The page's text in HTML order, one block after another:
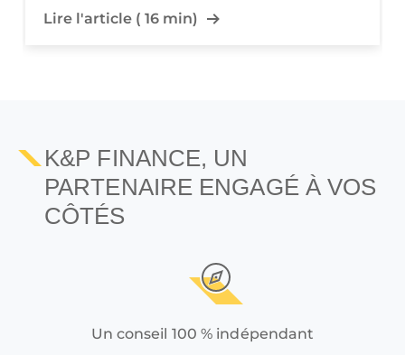
Lire l'article ( 8 min)
K&P FINANCE, UN
PARTENAIRE ENGAGÉ À VOS
CÔTÉS
Un conseil 100 % indépendant